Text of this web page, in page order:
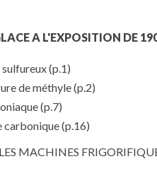
A L'EXPOSITION DE
sulfureux(p.1)
de méthyle(p.2)
(p.7)
carbonique(p.16)
MACHINES